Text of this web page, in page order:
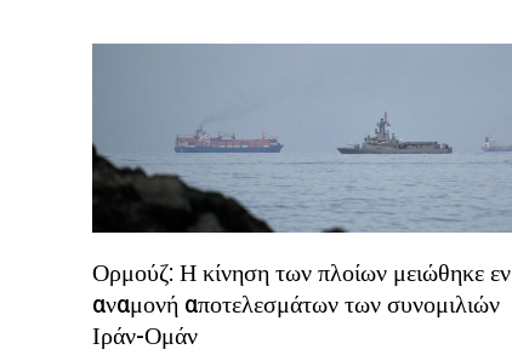
Ορμούζ: Η κίνηση των πλοίων μειώθηκε εν
αναμονή αποτελεσμάτων των συνομιλιών
Ιράν-Ομάν